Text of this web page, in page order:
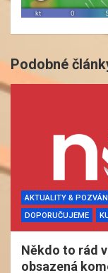
Podobné
AKTUALITY &
DOPORUČUJEME
Někdo to rád
obsazená